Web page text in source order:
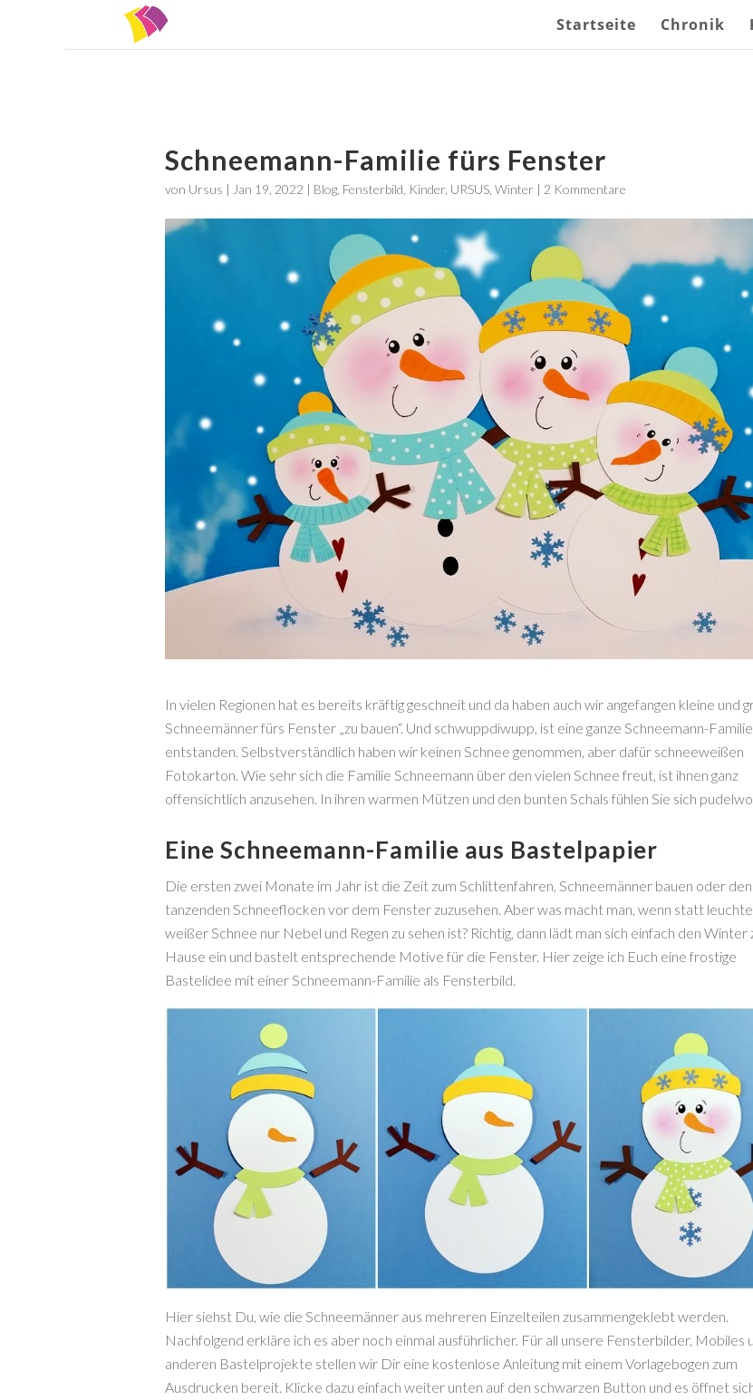
Startseite Chronik
Schneemann-Familie fürs Fenster
von Ursus | Jan 19, 2022 | Blog Fensterbild Kinder URSUS Winter | 2 Kommentare
In vielen Regionen hat es bereits kräftig geschneit und da haben auch wir angefangen kleine und
Schneemänner fürs Fenster „zu bauen“. Und schwuppdiwupp, ist eine ganze Schneemann-Familie
entstanden. Selbstverständlich haben wir keinen Schnee genommen, aber dafür schneeweißen
Fotokarton. Wie sehr sich die Familie Schneemann über den vielen Schnee freut, ist ihnen ganz
offensichtlich anzusehen. In ihren warmen Mützen und den bunten Schals fühlen Sie sich
Eine Schneemann-Familie aus Bastelpapier
Die ersten zwei Monate im Jahr ist die Zeit zum Schlittenfahren, Schneemänner bauen oder den
tanzenden Schneeflocken vor dem Fenster zuzusehen. Aber was macht man, wenn statt
weißer Schnee nur Nebel und Regen zu sehen ist? Richtig, dann lädt man sich einfach den Winter
Hause ein und bastelt entsprechende Motive für die Fenster. Hier zeige ich Euch eine frostige
Bastelidee mit einer Schneemann-Familie als Fensterbild.
Hier siehst Du, wie die Schneemänner aus mehreren Einzelteilen zusammengeklebt werden.
Nachfolgend erkläre ich es aber noch einmal ausführlicher. Für all unsere Fensterbilder, Mobiles
anderen Bastelprojekte stellen wir Dir eine kostenlose Anleitung mit einem Vorlagebogen zum
Ausdrucken bereit. Klicke dazu einfach weiter unten auf den schwarzen Button und es öffnet